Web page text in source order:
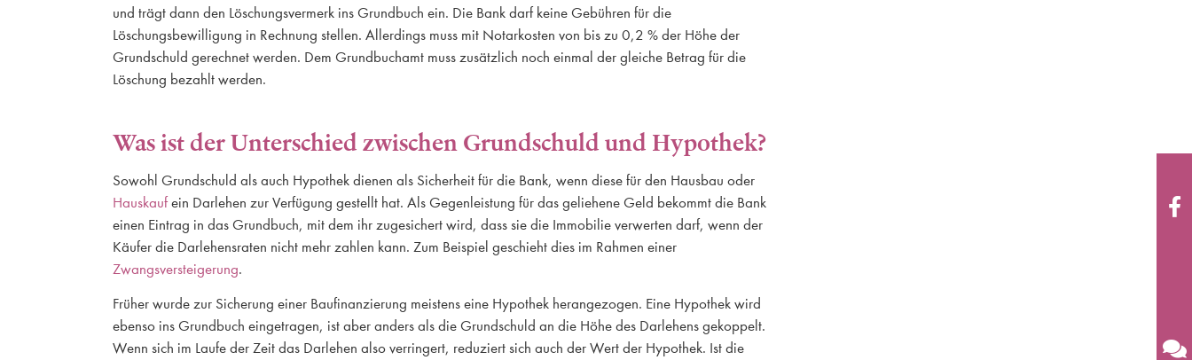
und trägt dann den Löschungsvermerk ins Grundbuch ein. Die Bank darf keine Gebühren für die
Löschungsbewilligung in Rechnung stellen. Allerdings muss mit Notarkosten von bis zu 0,2 % der Höhe der
Grundschuld gerechnet werden. Dem Grundbuchamt muss zusätzlich noch einmal der gleiche Betrag für die
Löschung bezahlt werden.
Was ist der Unterschied zwischen Grundschuld und Hypothek?
Sowohl Grundschuld als auch Hypothek dienen als Sicherheit für die Bank, wenn diese für den Hausbau oder
Hauskaufein Darlehen zur Verfügung gestellt hat. Als Gegenleistung für das geliehene Geld bekommt die Bank
einen Eintrag in das Grundbuch, mit dem ihr zugesichert wird, dass sie die Immobilie verwerten darf, wenn der
Käufer die Darlehensraten nicht mehr zahlen kann. Zum Beispiel geschieht dies im Rahmen einer
Zwangsversteigerung.
Früher wurde zur Sicherung einer Baufinanzierung meistens eine Hypothek herangezogen. Eine Hypothek wird
ebenso ins Grundbuch eingetragen, ist aber anders als die Grundschuld an die Höhe des Darlehens gekoppelt.
Wenn sich im Laufe der Zeit das Darlehen also verringert, reduziert sich auch der Wert der Hypothek. Ist die